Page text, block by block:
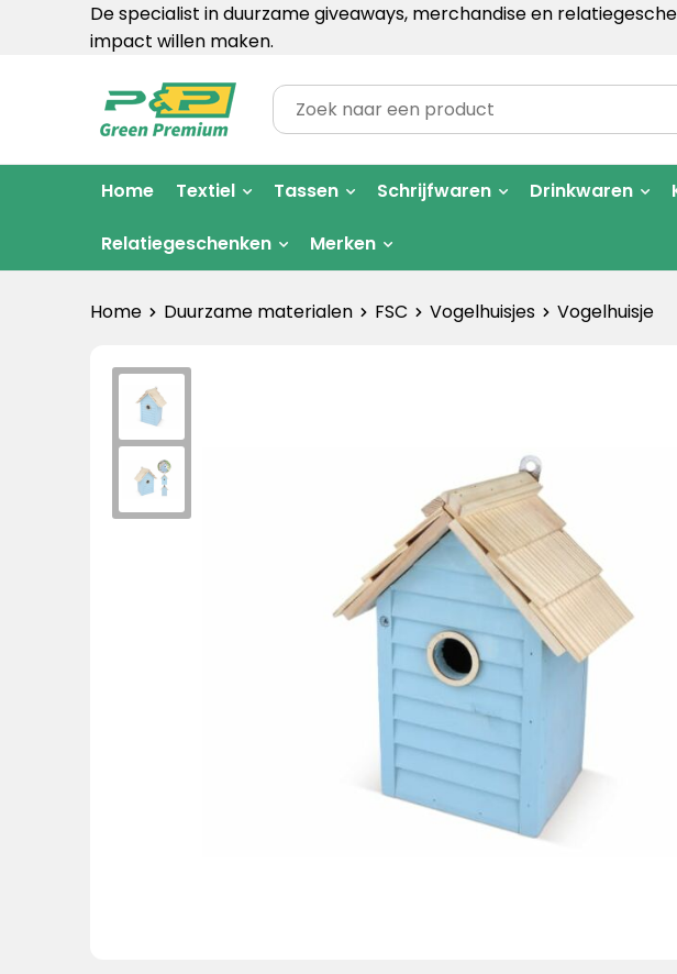
De specialist in duurzame giveaways, merchandise en
impact willen maken.
Home Textiel Tassen Schrijfwaren Drinkwaren
Relatiegeschenken Merken
Home Duurzame materialen FSC Vogelhuisjes Vogelhuisje